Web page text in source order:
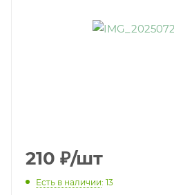
210 ₽/шт
Есть в наличии: 13